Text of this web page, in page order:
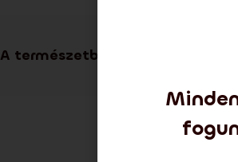
A természetbeli fa ültetéséhez